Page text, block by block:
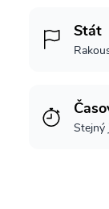
Stát
Stejný